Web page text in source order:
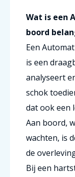
Wat is een
boord
Een
is een
analyseert
schok
dat ook een
Aan boord,
wachten, is
de
Bij een